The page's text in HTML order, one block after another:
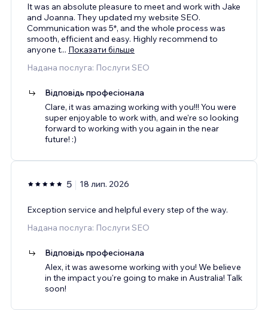
It was an absolute pleasure to meet and work with Jake
and Joanna. They updated my website SEO.
Communication was 5*, and the whole process was
smooth, efficient and easy. Highly recommend to
anyone t... Показати більше
Надана послуга: Послуги SEO
Відповідь професіонала
Clare, it was amazing working with you!!! You were
super enjoyable to work with, and we're so looking
forward to working with you again in the near
future! :)
5 18 лип. 2026
Exception service and helpful every step of the way.
Надана послуга: Послуги SEO
Відповідь професіонала
Alex, it was awesome working with you! We believe
in the impact you're going to make in Australia! Talk
soon!